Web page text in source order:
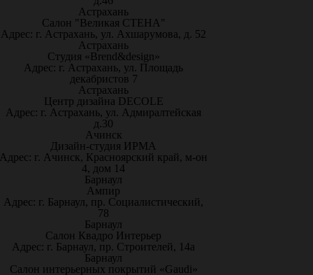
Астрахань
Салон "Великая СТЕНА"
Адрес: г. Астрахань, ул. Ахшарумова, д. 52
Астрахань
Студия «Brend&design»
Адрес: г. Астрахань, ул. Площадь
декабристов 7
Астрахань
Центр дизайна DECOLE
Адрес: г. Астрахань, ул. Адмиралтейская
д.30
Ачинск
Дизайн-студия ИРМА
Адрес: г. Ачинск, Красноярский край, м-он
4, дом 14
Барнаул
Ампир
Адрес: г. Барнаул, пр. Социалистический,
78
Барнаул
Салон Квадро Интерьер
Адрес: г. Барнаул, пр. Строителей, 14а
Барнаул
Салон интерьерных покрытий «Gaudi»